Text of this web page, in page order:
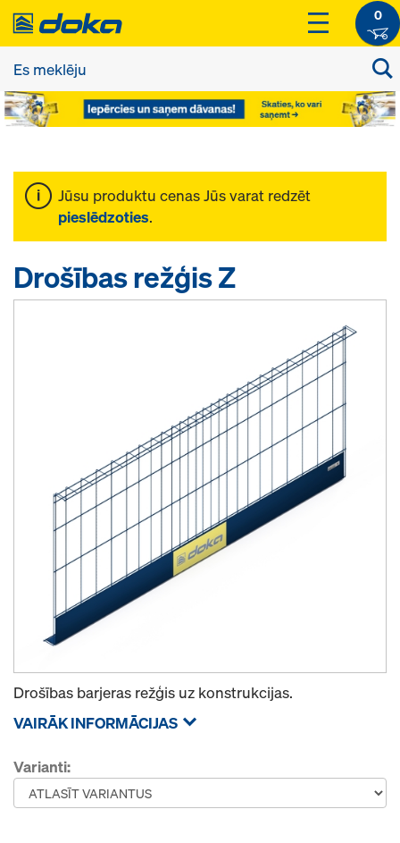
0
Jūsu produktu cenas Jūs varat redzēt
pieslēdzoties.
Drošības režģis Z
Drošības barjeras režģis uz konstrukcijas.
VAIRĀK INFORMĀCIJAS
Varianti: